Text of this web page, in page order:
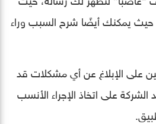
حيث يمكنك أيضًا شرح السبب وراء
على الإبلاغ عن أي مشكلات قد
على اتخاذ الإجراء الأنسب